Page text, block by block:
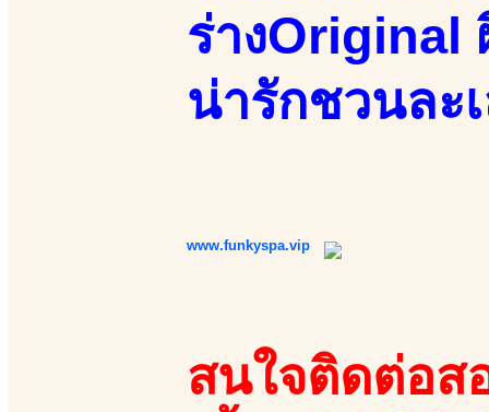
ร่างOriginal
น่ารักชวนละ
www.funkyspa.vip
สนใจติดต่อส